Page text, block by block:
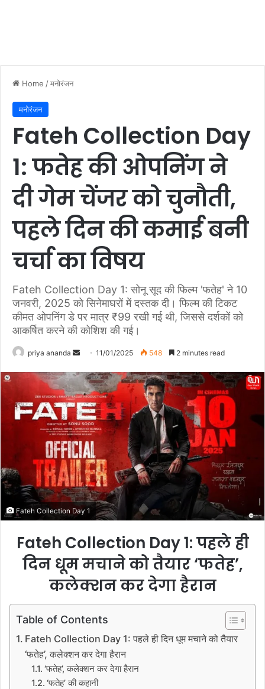
Home /मनोरंजन
मनोरंजन
Fateh Collection Day
1: फतेह की ओपनिंग ने
दी गेम चेंजर को चुनौती,
पहले दिन की कमाई बनी
चर्चा का विषय
Fateh Collection Day 1: सोनू सूद की फिल्म 'फतेह' ने 10
जनवरी, 2025 को सिनेमाघरों में दस्तक दी। फिल्म की टिकट
कीमत ओपनिंग डे पर मात्र ₹99 रखी गई थी, जिससे दर्शकों को
आकर्षित करने की कोशिश की गई।
priya ananda
d
a
n
e
m
a
i
l
11/01/2025 548 2 minutes read
Fateh Collection Day 1
Fateh Collection Day 1: पहले ही
दिन धूम मचाने को तैयार ‘फतेह’,
कलेक्शन कर देगा हैरान
Table of Contents
Fateh Collection Day 1: पहले ही दिन धूम मचाने को तैयार
‘फतेह’, कलेक्शन कर देगा हैरान
‘फतेह’, कलेक्शन कर देगा हैरान
‘फतेह’ की कहानी